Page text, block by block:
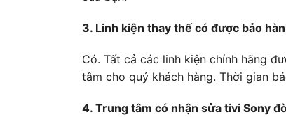
3. Linh kiện thay thế có được bảo
Có. Tất cả các linh kiện chính hãng
tâm cho quý khách hàng. Thời gian
4. Trung tâm có nhận sửa tivi Sony